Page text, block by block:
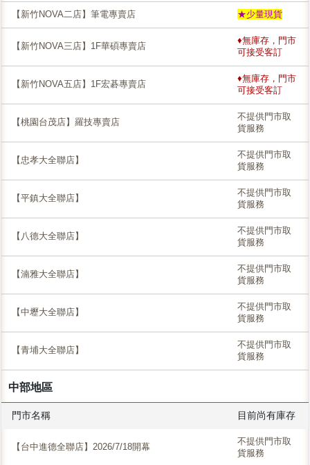
【新竹NOVA二店】筆電專賣店 ★少量現貨
【新竹NOVA三店】1F華碩專賣店
♦無庫存，門市
可接受客訂
【新竹NOVA五店】1F宏碁專賣店
♦無庫存，門市
可接受客訂
【桃園台茂店】羅技專賣店
不提供門市取
貨服務
【忠孝大全聯店】
不提供門市取
貨服務
【平鎮大全聯店】
不提供門市取
貨服務
【八德大全聯店】
不提供門市取
貨服務
【湳雅大全聯店】
不提供門市取
貨服務
【中壢大全聯店】
不提供門市取
貨服務
【青埔大全聯店】
不提供門市取
貨服務
中部地區
門市名稱 目前尚有庫存
【台中進德全聯店】2026/7/18開幕
不提供門市取
貨服務